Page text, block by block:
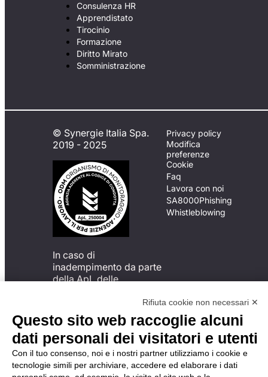
Consulenza HR
Apprendistato
Tirocinio
Formazione
Diritto Mirato
Somministrazione
© Synergie Italia Spa.
2019 - 2025
In caso di
inadempimento da parte
della ApL delle
del Codice di Condotta, è
possibile presentare un
reclamo
all’Organismo di
Monitoraggio utilizzando
una delle modalità
descritte al seguente
Privacy policy
Modifica
preferenze
Cookie
Faq
Lavora con noi
SA8000Phishing
Whistleblowing
Rifiuta cookie non necessari ✕
Questo sito web raccoglie alcuni
dati personali dei visitatori e utenti
Con il tuo consenso, noi e i nostri partner utilizziamo i cookie e
tecnologie simili per archiviare, accedere ed elaborare i dati